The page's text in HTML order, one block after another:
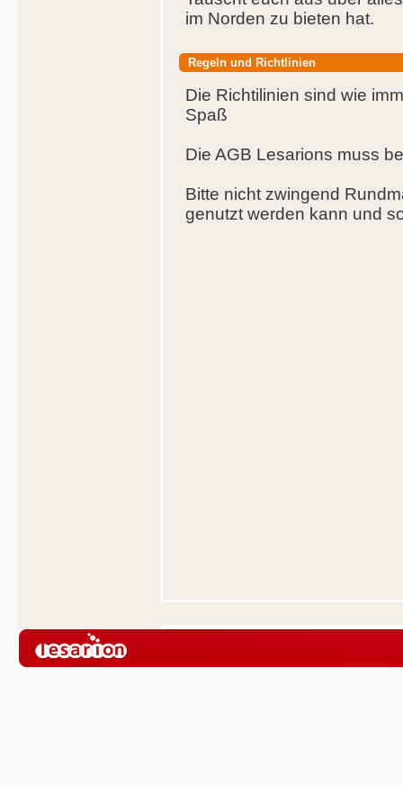
im Norden zu bieten hat.
Regeln und Richtlinien
Die Richtilinien sind wie
Spaß
Die AGB Lesarions muss
Bitte nicht zwingend
genutzt werden kann und